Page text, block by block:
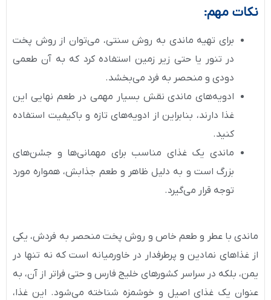
نکات مهم:
برای تهیه ماندی به روش سنتی، می‌توان از روش پخت
در تنور یا حتی زیر زمین استفاده کرد که به آن طعمی
دودی و منحصر به فرد می‌بخشد.
ادویه‌های ماندی نقش بسیار مهمی در طعم نهایی این
غذا دارند، بنابراین از ادویه‌های تازه و باکیفیت استفاده
کنید.
ماندی یک غذای مناسب برای مهمانی‌ها و جشن‌های
بزرگ است و به دلیل ظاهر و طعم جذابش، همواره مورد
توجه قرار می‌گیرد.
ماندی با عطر و طعم خاص و روش پخت منحصر به فردش، یکی
از غذاهای نمادین و پرطرفدار در خاورمیانه است که نه تنها در
یمن، بلکه در سراسر کشورهای خلیج فارس و حتی فراتر از آن، به
عنوان یک غذای اصیل و خوشمزه شناخته می‌شود. این غذا،